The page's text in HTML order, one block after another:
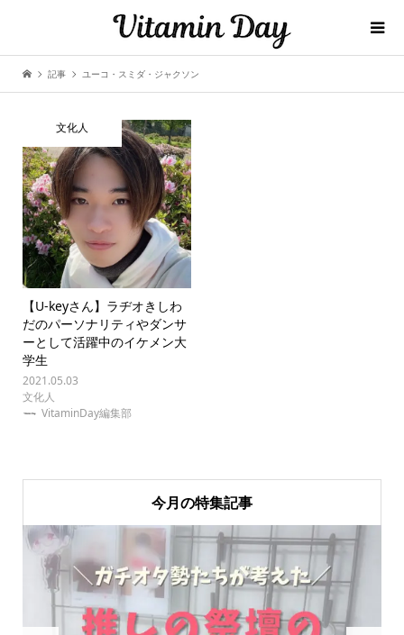
記事 ユーコ・スミダ・ジャクソン
文化人
【U-keyさん】ラヂオきしわ
だのパーソナリティやダンサ
ーとして活躍中のイケメン大
学生
2021.05.03
文化人
VitaminDay編集部
今月の特集記事